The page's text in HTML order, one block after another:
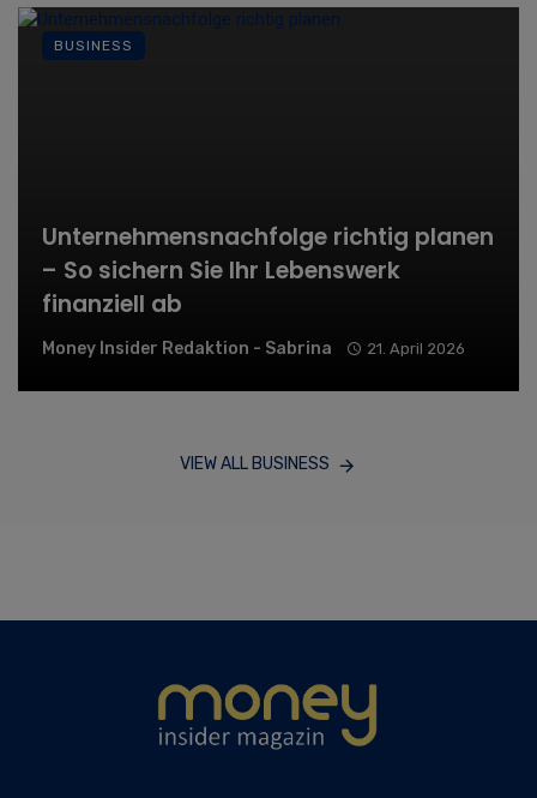
Unternehmensnachfolge richtig planen
– So sichern Sie Ihr Lebenswerk
finanziell ab
Money Insider Redaktion - Sabrina 21. April 2026
BUSINESS
VIEW ALL BUSINESS